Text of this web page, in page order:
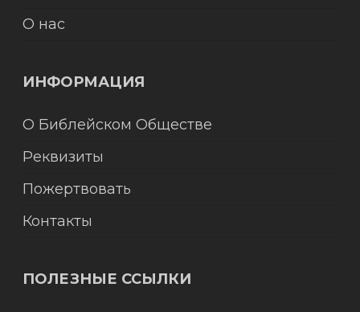
О нас
ИНФОРМАЦИЯ
О Библейском Обществе
Реквизиты
Пожертвовать
Контакты
ПОЛЕЗНЫЕ ССЫЛКИ